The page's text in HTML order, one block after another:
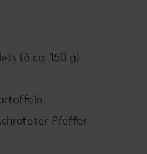
(à ca. 150 g)
Pfeffer